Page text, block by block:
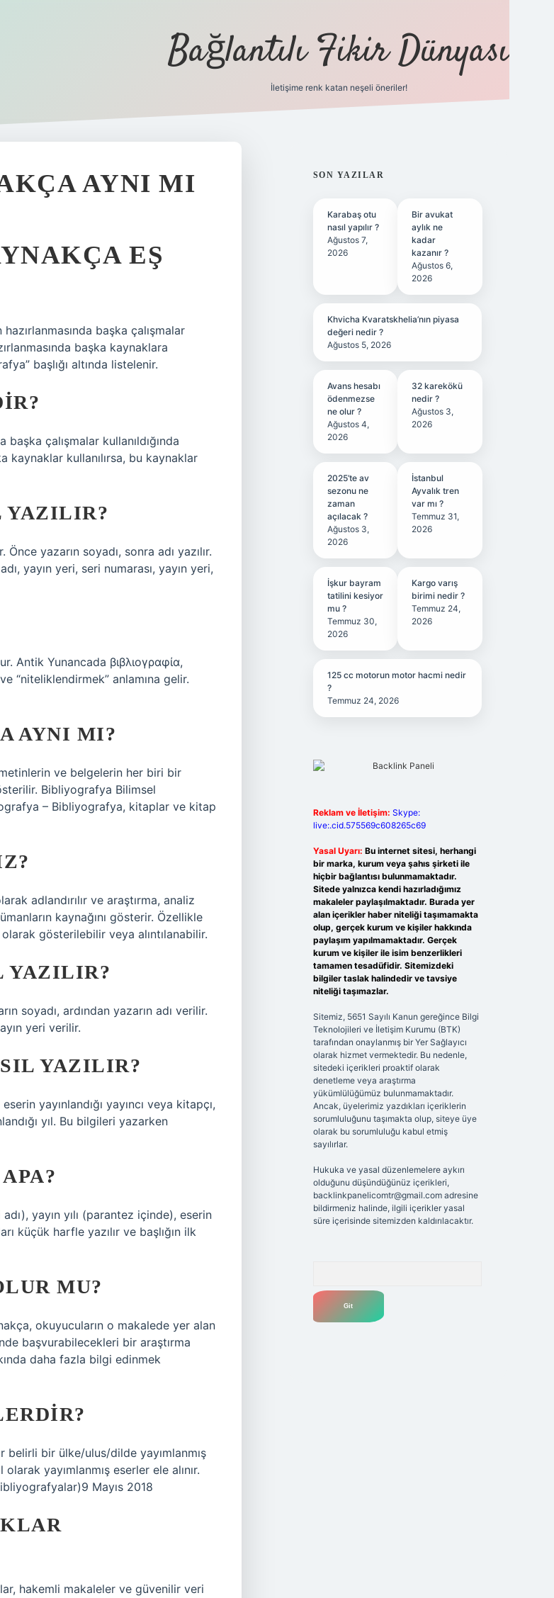
Bağlantılı Fikir Dünyası
İletişime renk katan neşeli öneriler!
AYNI MI
EŞ
başka çalışmalar
başka kaynaklara
başlığı altında listelenir.
çalışmalar kullanıldığında
kaynaklar kullanılırsa, bu kaynaklar
YAZILIR?
yazarın soyadı, sonra adı yazılır.
yayın yeri, seri numarası, yayın yeri,
Antik Yunancada βιβλιογραφία,
“niteliklendirmek” anlamına gelir.
AYNI MI?
ve belgelerin her biri bir
Bibliyografya Bilimsel
– Bibliyografya, kitaplar ve kitap
adlandırılır ve araştırma, analiz
kaynağını gösterir. Özellikle
gösterilebilir veya alıntılanabilir.
YAZILIR?
soyadı, ardından yazarın adı verilir.
yeri verilir.
YAZILIR?
yayınlandığı yayıncı veya kitapçı,
yıl. Bu bilgileri yazarken
yayın yılı (parantez içinde), eserin
küçük harfle yazılır ve başlığın ilk
MU?
okuyucuların o makalede yer alan
başvurabilecekleri bir araştırma
daha fazla bilgi edinmek
bir ülke/ulus/dilde yayımlanmış
yayımlanmış eserler ele alınır.
Mayıs 2018
hakemli makaleler ve güvenilir veri
SIDEBAR
SON YAZILAR
Karabaş otu
nasıl yapılır ?
Ağustos 7,
2026
Bir avukat
aylık ne
kadar
kazanır ?
Ağustos 6,
2026
Khvicha Kvaratskhelia’nın piyasa
değeri nedir ?
Ağustos 5, 2026
Avans hesabı
ödenmezse
ne olur ?
Ağustos 4,
2026
32 karekökü
nedir ?
Ağustos 3,
2026
2025’te av
sezonu ne
zaman
açılacak ?
Ağustos 3,
2026
İstanbul
Ayvalık tren
var mı ?
Temmuz 31,
2026
İşkur bayram
tatilini kesiyor
mu ?
Temmuz 30,
2026
Kargo varış
birimi nedir ?
Temmuz 24,
2026
125 cc motorun motor hacmi nedir
?
Temmuz 24, 2026
Reklam ve İletişim: Skype:
live:.cid.575569c608265c69
Yasal Uyarı: Bu internet sitesi, herhangi
bir marka, kurum veya şahıs şirketi ile
hiçbir bağlantısı bulunmamaktadır.
Sitede yalnızca kendi hazırladığımız
makaleler paylaşılmaktadır. Burada yer
alan içerikler haber niteliği taşımamakta
olup, gerçek kurum ve kişiler hakkında
paylaşım yapılmamaktadır. Gerçek
kurum ve kişiler ile isim benzerlikleri
tamamen tesadüfidir. Sitemizdeki
bilgiler taslak halindedir ve tavsiye
niteliği taşımazlar.
Sitemiz, 5651 Sayılı Kanun gereğince Bilgi
Teknolojileri ve İletişim Kurumu (BTK)
tarafından onaylanmış bir Yer Sağlayıcı
olarak hizmet vermektedir. Bu nedenle,
sitedeki içerikleri proaktif olarak
denetleme veya araştırma
yükümlülüğümüz bulunmamaktadır.
Ancak, üyelerimiz yazdıkları içeriklerin
sorumluluğunu taşımakta olup, siteye üye
olarak bu sorumluluğu kabul etmiş
sayılırlar.
Hukuka ve yasal düzenlemelere aykırı
olduğunu düşündüğünüz içerikleri,
backlinkpanelicomtr@gmail.comadresine
bildirmeniz halinde, ilgili içerikler yasal
süre içerisinde sitemizden kaldırılacaktır.